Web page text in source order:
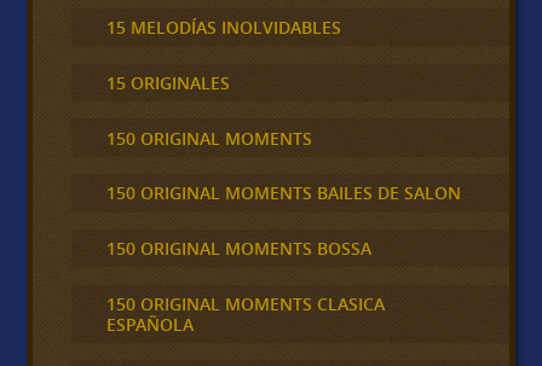
15 MELODÍAS INOLVIDABLES
15 ORIGINALES
150 ORIGINAL MOMENTS
150 ORIGINAL MOMENTS BAILES DE SALON
150 ORIGINAL MOMENTS BOSSA
150 ORIGINAL MOMENTS CLASICA
ESPAÑOLA